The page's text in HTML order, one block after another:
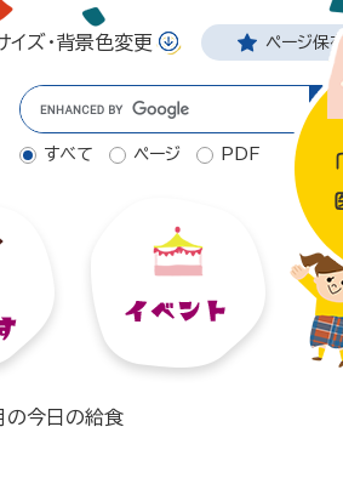
イズ・背景色変更 ページ保存
Googleカスタム検索
すべて ページ PDF
今日の給食